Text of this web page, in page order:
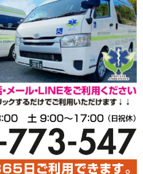

前へ

次へ

検索